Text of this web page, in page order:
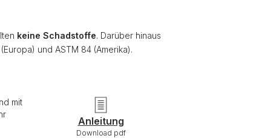
keine Schadstoffe. Darüber hinaus
und ASTM 84 (Amerika).
mit
Anleitung
Download pdf